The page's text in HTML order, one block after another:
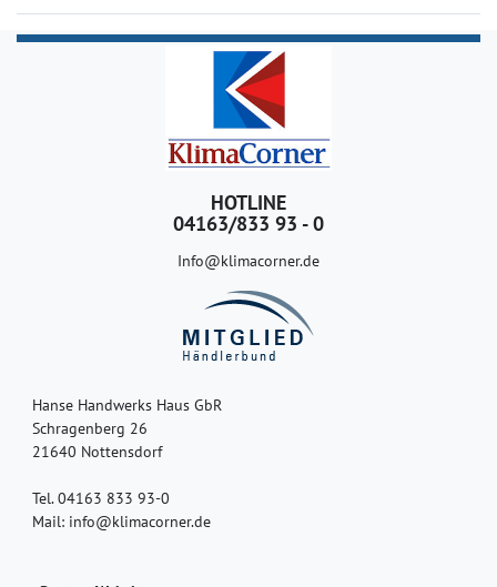
HOTLINE
04163/833 93 - 0
Info@klimacorner.de
Hanse Handwerks Haus GbR
Schragenberg 26
21640 Nottensdorf
Tel. 04163 833 93-0
Mail: info@klimacorner.de